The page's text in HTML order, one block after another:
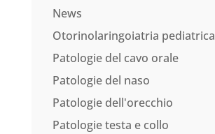
News
Otorinolaringoiatria pediatrica
Patologie del cavo orale
Patologie del naso
Patologie dell'orecchio
Patologie testa e collo